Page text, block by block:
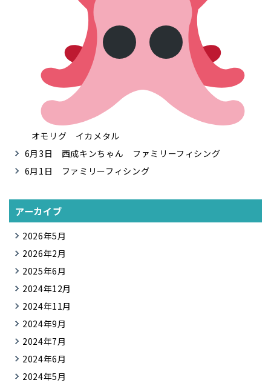
オモリグ イカメタル
6月3日 西成キンちゃん ファミリーフィシング
6月1日 ファミリーフィシング
アーカイブ
2026年5月
2026年2月
2025年6月
2024年12月
2024年11月
2024年9月
2024年7月
2024年6月
2024年5月